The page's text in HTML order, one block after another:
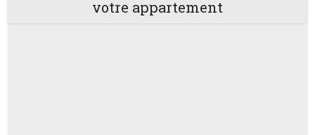
votre appartement